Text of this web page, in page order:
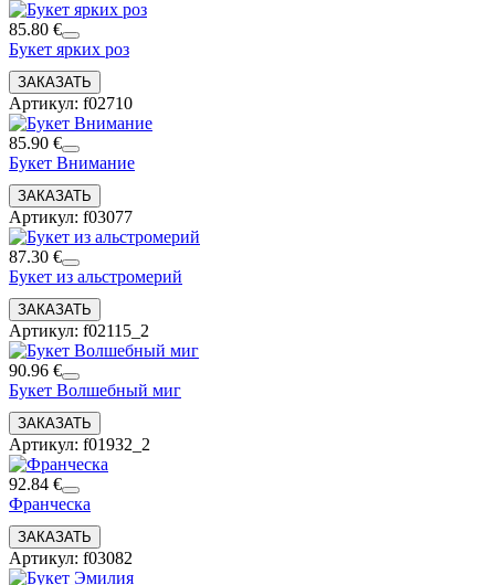
85.80 €
Букет ярких роз
Артикул: f02710
85.90 €
Букет Внимание
Артикул: f03077
87.30 €
Букет из альстромерий
Артикул: f02115_2
90.96 €
Букет Волшебный миг
Артикул: f01932_2
92.84 €
Франческа
Артикул: f03082